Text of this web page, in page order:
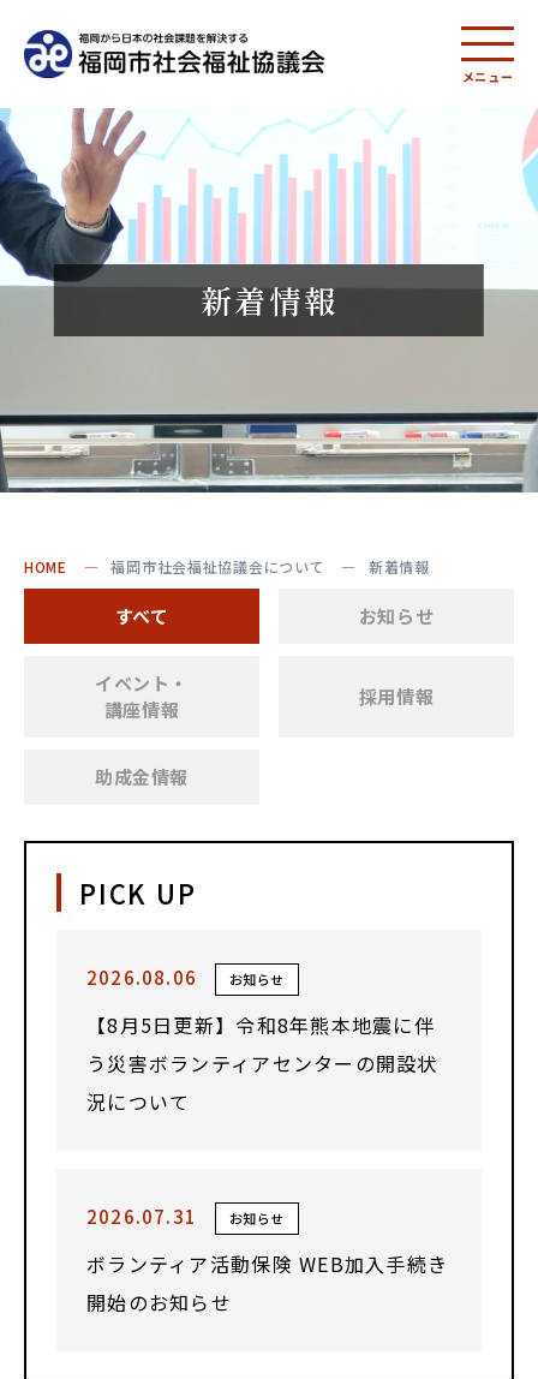
メニュー
新着情報
HOME 福岡市社会福祉協議会について 新着情報
すべて お知らせ
イベント・
講座情報
採用情報
助成金情報
PICK UP
2026.08.06 お知らせ
【8月5日更新】令和8年熊本地震に伴
う災害ボランティアセンターの開設状
況について
2026.07.31 お知らせ
ボランティア活動保険 WEB加入手続き
開始のお知らせ